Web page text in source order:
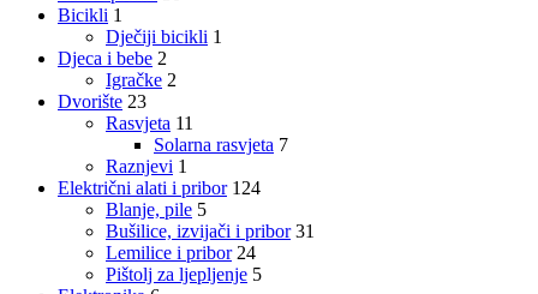
Bicikli 1
Dječiji bicikli 1
Djeca i bebe 2
Igračke 2
Dvorište 23
Rasvjeta 11
Solarna rasvjeta 7
Raznjevi 1
Električni alati i pribor 124
Blanje, pile 5
Bušilice, izvijači i pribor 31
Lemilice i pribor 24
Pištolj za ljepljenje 5